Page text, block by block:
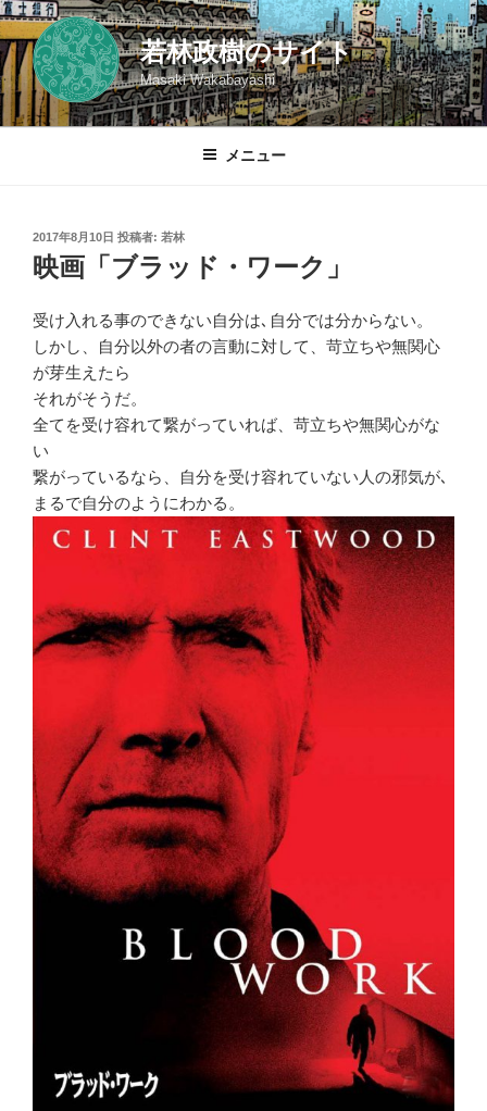
コ
ン
テ
ン
ツ
若林政樹のサイト
Masaki Wakabayashi
メニュー
投
稿
日:
2017年8月10日 投稿者: 若林
映画「ブラッド・ワーク」
受け入れる事のできない自分は､自分では分からない。
しかし、自分以外の者の言動に対して、苛立ちや無関心
が芽生えたら
それがそうだ。
全てを受け容れて繋がっていれば、苛立ちや無関心がな
い
繋がっているなら、自分を受け容れていない人の邪気が､
まるで自分のようにわかる。